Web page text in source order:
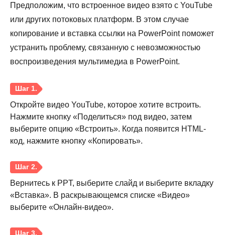
Шаг 1.
Предположим, что встроенное видео взято с YouTube
или других потоковых платформ. В этом случае
копирование и вставка ссылки на PowerPoint поможет
устранить проблему, связанную с невозможностью
воспроизведения мультимедиа в PowerPoint.
Откройте видео YouTube, которое хотите встроить.
Нажмите кнопку «Поделиться» под видео, затем
выберите опцию «Встроить». Когда появится HTML-
код, нажмите кнопку «Копировать».
Вернитесь к PPT, выберите слайд и выберите вкладку
«Вставка». В раскрывающемся списке «Видео»
выберите «Онлайн-видео».